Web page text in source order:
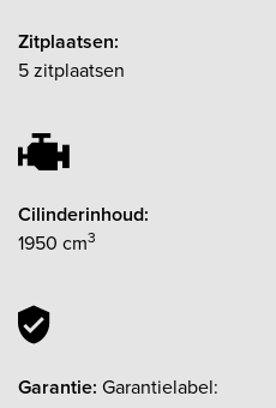
Zitplaatsen:
5 zitplaatsen
Cilinderinhoud:
1950 cm3
Garantie: Garantielabel: